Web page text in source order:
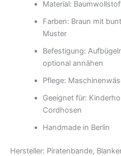
Material:
Farben: Braun mit
Muster
Befestigung:
optional annähen
Pflege:
Geeignet für:
Cordhosen
Handmade in Berlin
Hersteller: Piratenbande,